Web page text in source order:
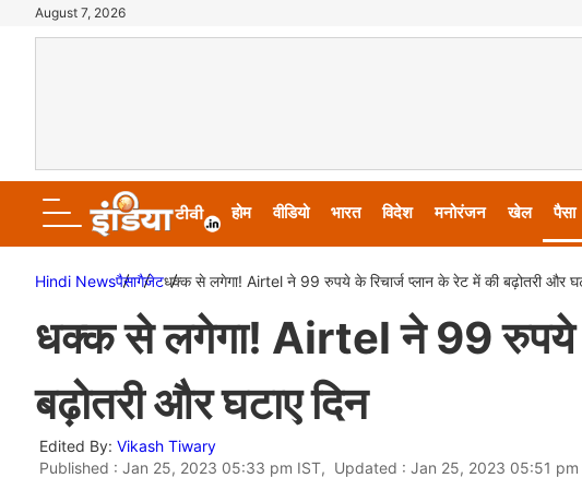
August 7, 2026
होम वीडियो भारत विदेश मनोरंजन खेल पैसा
Hindi Newsपैसागैजेटधक्क से लगेगा! Airtel ने 99 रुपये के रिचार्ज प्लान के रेट में की बढ़ोतरी और
धक्क से लगेगा! Airtel ने 99 रुपये के
बढ़ोतरी और घटाए दिन
Edited By: Vikash Tiwary
Published : Jan 25, 2023 05:33 pm IST, Updated : Jan 25, 2023 05:51 pm